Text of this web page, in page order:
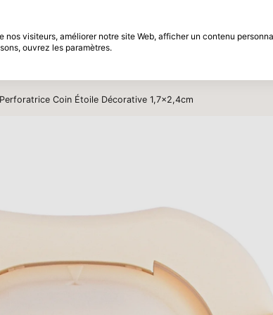
Bientôt
Coin Étoile Décorative 1,7x2,4cm
nos visiteurs, améliorer notre site Web, afficher un contenu
ouvrez les paramètres.